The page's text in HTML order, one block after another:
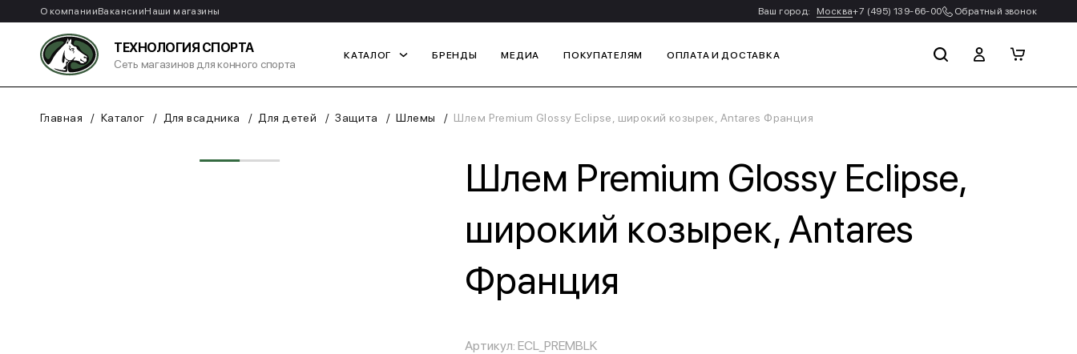
О компанииВакансииНаши магазины Ваш город: Москва+7 (495) 139-66-00 Обратный звонок
ТЕХНОЛОГИЯ СПОРТА
Сеть магазинов для конного спорта
КАТАЛОГ БРЕНДЫ МЕДИА ПОКУПАТЕЛЯМ ОПЛАТА И ДОСТАВКА
Главная Каталог Для всадника Для детей Защита Шлемы Шлем Premium Glossy Eclipse, широкий козырек, Antares Франция
Шлем Premium Glossy Eclipse,
широкий козырек, Antares
Франция
Артикул: ECL_PREMBLK